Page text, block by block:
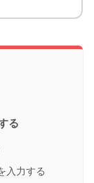
る
入力する